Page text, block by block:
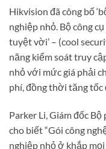
Hikvision đã công bố
nghiệp nhỏ. Bộ công
tuyệt vời’ – (cool
năng kiểm soát truy
nhỏ với mức giá phải
phí, đồng thời tăng tốc
Parker Li, Giám đốc
cho biết “Gói công
nghiệp nhỏ ở khắp